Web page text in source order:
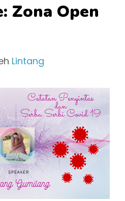
Zona Open
Lintang